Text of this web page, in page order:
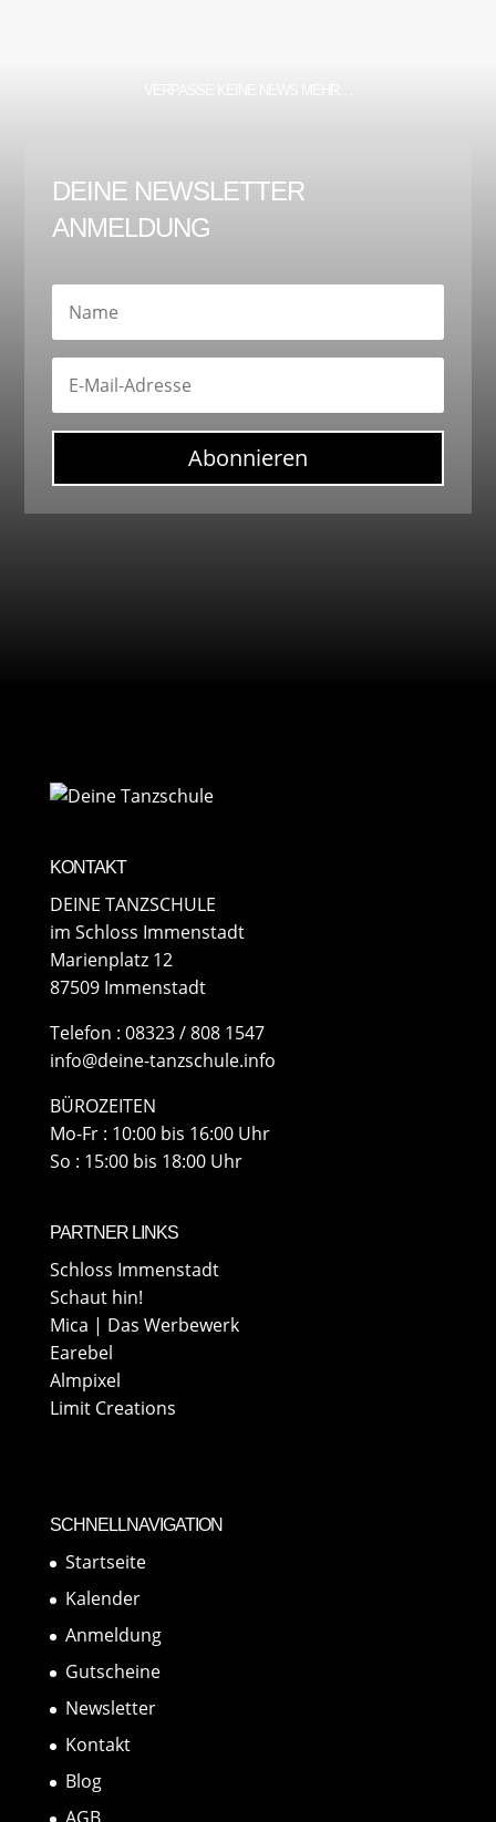
DEINE NEWSLETTER
ANMELDUNG
Abonnieren
KONTAKT
DEINE TANZSCHULE
im Schloss Immenstadt
Marienplatz 12
87509 Immenstadt
​Telefon : 08323 / 808 1547
info@deine-tanzschule.info
BÜROZEITEN
Mo-Fr : 10:00 bis 16:00 Uhr
So : 15:00 bis 18:00 Uhr
PARTNER LINKS
Schloss Immenstadt
Schaut hin!
Mica | Das Werbewerk
Earebel
Almpixel
Limit Creations
SCHNELLNAVIGATION
Startseite
Kalender
Anmeldung
Gutscheine
Newsletter
Kontakt
Blog